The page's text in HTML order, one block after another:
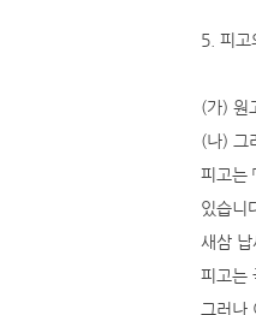
5. 피고
(가) 원
(나) 그
피고는
있습니
새삼 납
피고는
그러나